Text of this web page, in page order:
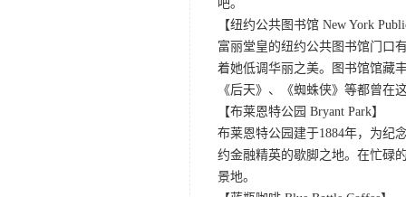
吧。
【纽约公共图书馆 New York
富丽堂皇的纽约公共图书馆门口
着她低调华丽之美。图书馆馆藏
《后天》、《蜘蛛侠》等都曾在
【布莱恩特公园 Bryant Park】
布莱恩特公园建于1884年，为纪
约金融精英的歇脚之地。在忙碌
景地。